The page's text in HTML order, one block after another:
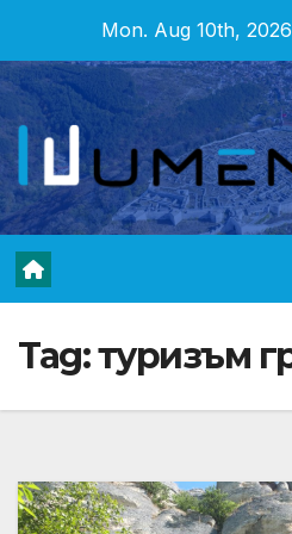
content
Mon. Aug 10th, 2026
Tag:туризъм